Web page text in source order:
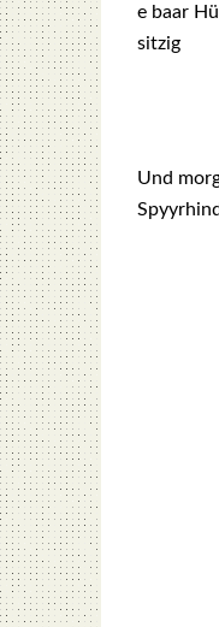
e baar
sit­zig
Und